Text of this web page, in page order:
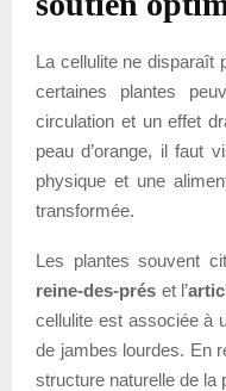
La cellulite ne disparaît
certaines plantes
circulation et un effet
peau d’orange, il faut
physique et une
transformée.
Les plantes souvent
reine-des-prés et l’
cellulite est associée à
de jambes lourdes. En
structure naturelle de la